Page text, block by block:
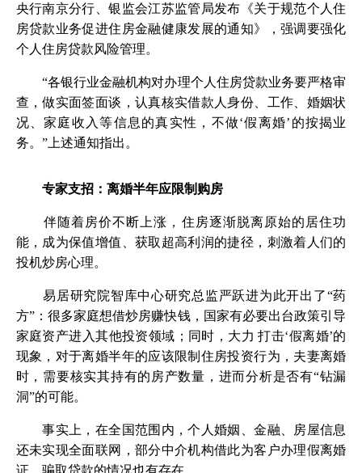
央行南京分行、银监会江苏监管局发布《关于规范个人住
房贷款业务促进住房金融健康发展的通知》，强调要强化
个人住房贷款风险管理。
“各银行业金融机构对办理个人住房贷款业务要严格审
查，做实面签面谈，认真核实借款人身份、工作、婚姻状
况、家庭收入等信息的真实性，不做‘假离婚’的按揭业
务。”上述通知指出。
专家支招：离婚半年应限制购房
伴随着房价不断上涨，住房逐渐脱离原始的居住功
能，成为保值增值、获取超高利润的捷径，刺激着人们的
投机炒房心理。
易居研究院智库中心研究总监严跃进为此开出了“药
方”：很多家庭想借炒房赚快钱，国家有必要出台政策引导
家庭资产进入其他投资领域；同时，大力 打击‘假离婚’的
现象，对于离婚半年的应该限制住房投资行为，夫妻离婚
时，需要核实其持有的房产数量，进而分析是否有“钻漏
洞”的可能。
事实上，在全国范围内，个人婚姻、金融、房屋信息
还未实现全面联网，部分中介机构借此为客户办理假离婚
证，骗取贷款的情况也有存在。